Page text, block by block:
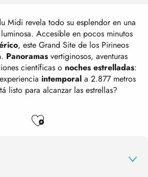
Midi revela todo su esplendor en una
Accesible en pocos minutos
, este Grand Site de los Pirineos
Panoramas vertiginosos, aventuras
científicas o noches estrelladas:
intemporala 2.877 metros
listo para alcanzar las estrellas?
Ajouter aux